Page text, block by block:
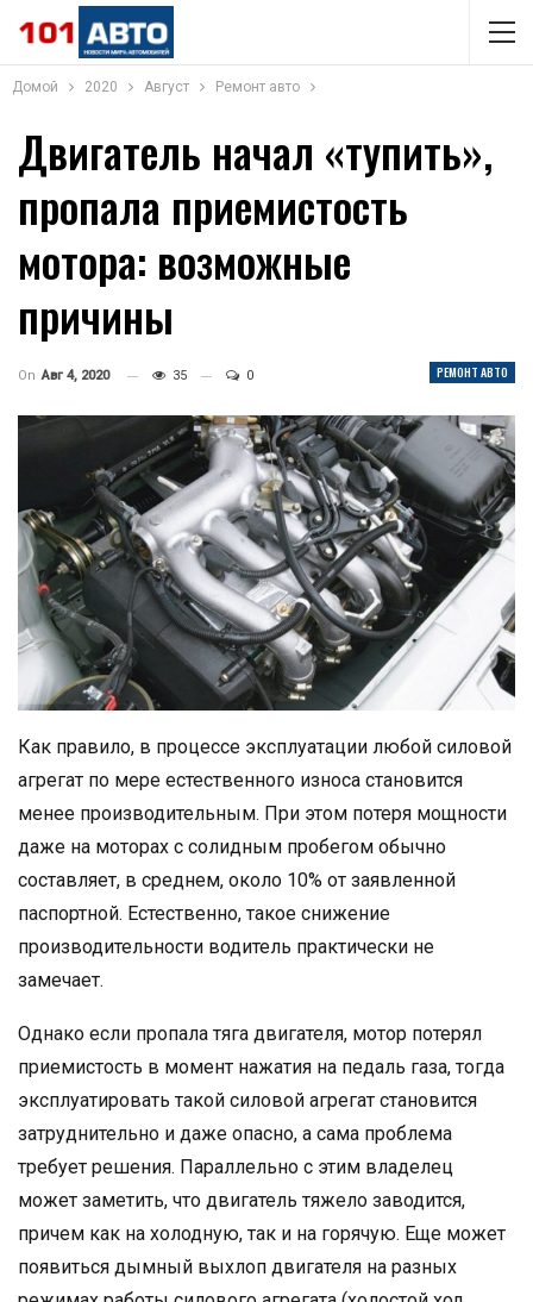
Домой 2020 Август Ремонт авто
Двигатель начал «тупить»,
пропала приемистость
мотора: возможные
причины
РЕМОНТ АВТО
On Авг 4, 2020 35 0
Как правило, в процессе эксплуатации любой силовой
агрегат по мере естественного износа становится
менее производительным. При этом потеря мощности
даже на моторах с солидным пробегом обычно
составляет, в среднем, около 10% от заявленной
паспортной. Естественно, такое снижение
производительности водитель практически не
замечает.
Однако если пропала тяга двигателя, мотор потерял
приемистость в момент нажатия на педаль газа, тогда
эксплуатировать такой силовой агрегат становится
затруднительно и даже опасно, а сама проблема
требует решения. Параллельно с этим владелец
может заметить, что двигатель тяжело заводится,
причем как на холодную, так и на горячую. Еще может
появиться дымный выхлоп двигателя на разных